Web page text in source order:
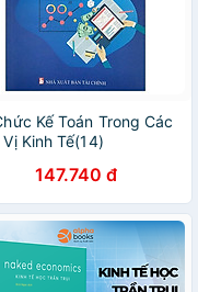
Kế Toán Trong Các
Kinh Tế(14)
147.740 đ